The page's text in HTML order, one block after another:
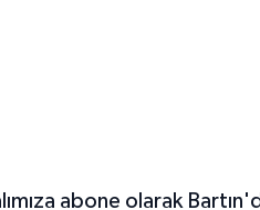
abone olarak